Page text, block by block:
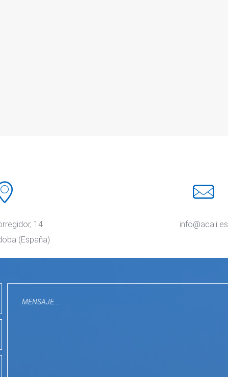
14
(España)
info@acali.e